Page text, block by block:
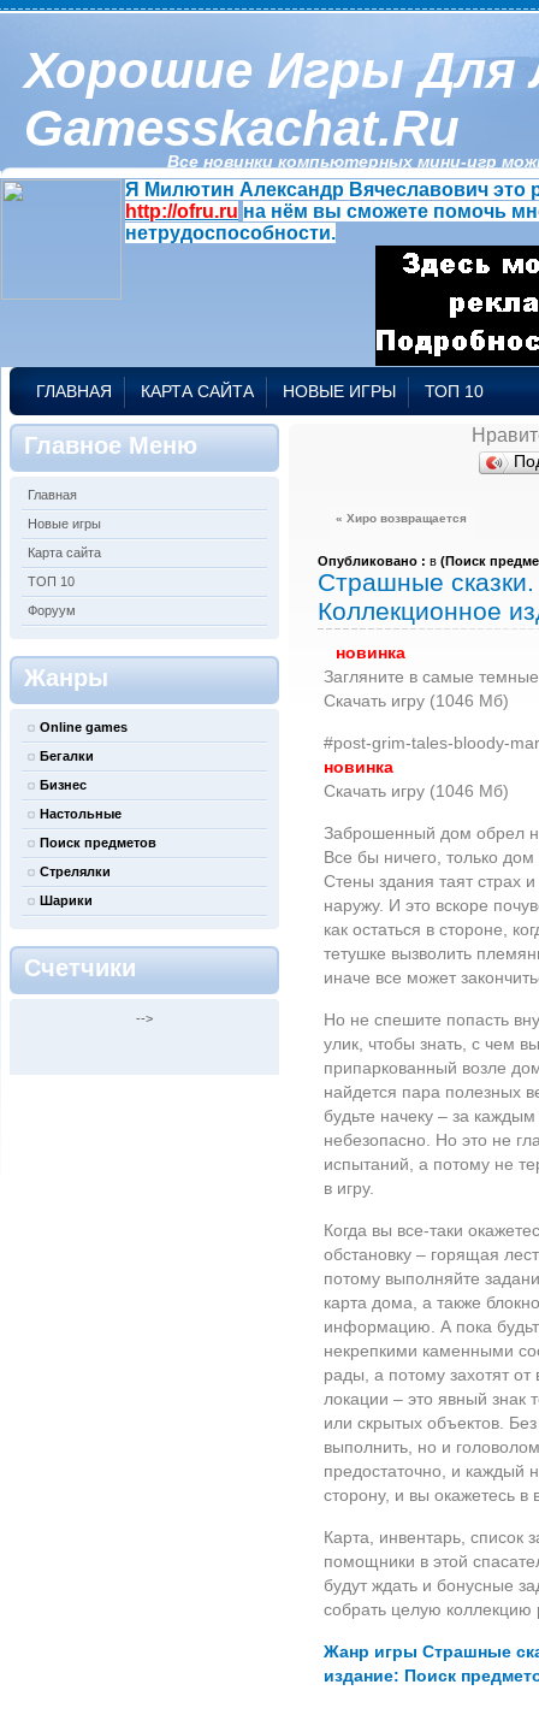
Хорошие Игры Для
Gamesskachat.ru
Все новинки компьютерных мини-игр
Я Милютин Александр Вячеславович это
http://ofru.ru на нём вы сможете помочь
нетрудоспособности.
ГЛАВНАЯ КАРТА САЙТА НОВЫЕ ИГРЫ ТОП 10
Главное Меню
Главная
Новые игры
Карта сайта
ТОП 10
Форуум
Жанры
Online games
Бегалки
Бизнес
Настольные
Поиск предметов
Стрелялки
Шарики
Счетчики
-->
« Хиро возвращается
Опубликовано : в (Поиск
Страшные
Коллекционное
новинка
Загляните в самые
Скачать игру (1046 Мб)
#post-grim-tales-bloody-
новинка
Скачать игру (1046 Мб)
Заброшенный дом обрел
Все бы ничего, только
Стены здания таят страх
наружу. И это вскоре
как остаться в стороне,
тетушке вызволить
иначе все может
Но не спешите попасть
улик, чтобы знать, с чем
припаркованный возле
найдется пара полезных
будьте начеку – за
небезопасно. Но это не
испытаний, а потому не
в игру.
Когда вы все-таки
обстановку – горящая
потому выполняйте
карта дома, а также
информацию. А пока
некрепкими каменными
рады, а потому захотят
локации – это явный знак
или скрытых объектов.
выполнить, но и
предостаточно, и каждый
сторону, и вы окажетесь в
Карта, инвентарь, список
помощники в этой
будут ждать и бонусные
собрать целую коллекцию
Жанр игры Страшные
издание: Поиск